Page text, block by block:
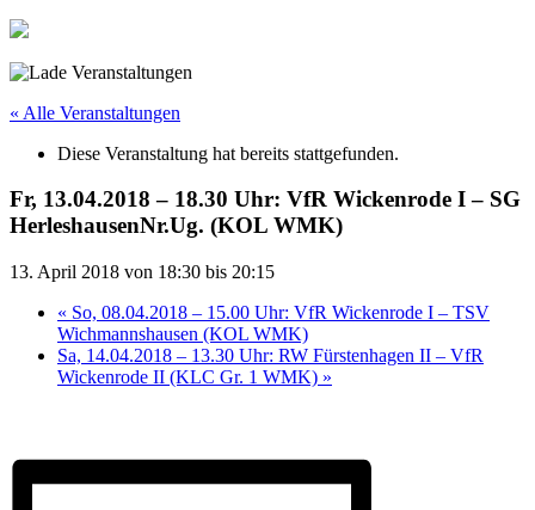
« Alle Veranstaltungen
Diese Veranstaltung hat bereits stattgefunden.
Fr, 13.04.2018 – 18.30 Uhr: VfR Wickenrode I – SG
HerleshausenNr.Ug. (KOL WMK)
13. April 2018 von 18:30 bis 20:15
« So, 08.04.2018 – 15.00 Uhr: VfR Wickenrode I – TSV
Wichmannshausen (KOL WMK)
Sa, 14.04.2018 – 13.30 Uhr: RW Fürstenhagen II – VfR
Wickenrode II (KLC Gr. 1 WMK) »